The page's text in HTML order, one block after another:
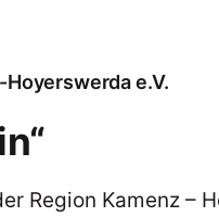
e.V.
Region Kamenz –